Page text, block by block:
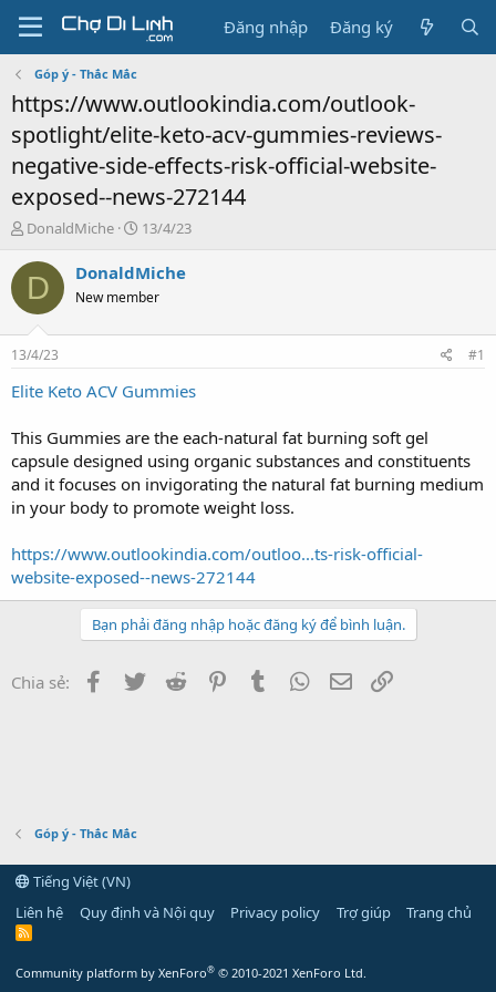
Đăng nhập Đăng ký
Góp ý - Thắc Mắc
https://www.outlookindia.com/outlook-
spotlight/elite-keto-acv-gummies-reviews-
negative-side-effects-risk-official-website-
exposed--news-272144
T
r
a
s
t
a
e
r
DonaldMiche
N
à
g
13/4/23
D DonaldMiche
New member
13/4/23 #1
Elite Keto ACV Gummies
This Gummies are the each-natural fat burning soft gel
capsule designed using organic substances and constituents
and it focuses on invigorating the natural fat burning medium
in your body to promote weight loss.
https://www.outlookindia.com/outloo...ts-risk-official-
website-exposed--news-272144
Bạn phải đăng nhập hoặc đăng ký để bình luận.
Chia sẻ: Facebook
Twitter Reddit PinterestTumblr WhatsApp
Email
Góp ý - Thắc Mắc
Tiếng Việt (VN)
Liên hệ
Quy định và Nội quy Privacy policy Trợ giúp Trang chủ
R
Community platform by XenForo® © 2010-2021 XenForo Ltd.